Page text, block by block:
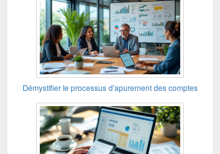
Démystifier le processus d’apurement des comptes